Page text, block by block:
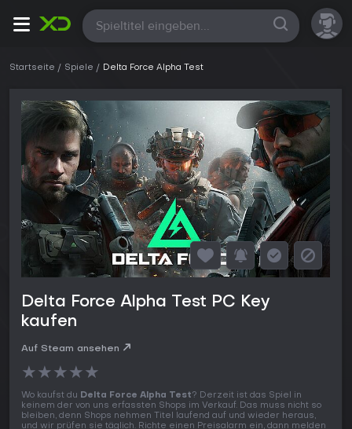
Alle
Startseite Spiele Delta Force Alpha Test
Delta Force Alpha Test PC Key
kaufen
Auf Steam ansehen
★★★★★
Wo kaufst du Delta Force Alpha Test? Derzeit ist das Spiel in
keinem der von uns erfassten Shops im Verkauf. Das muss nicht so
bleiben, denn Shops nehmen Titel laufend auf und wieder heraus,
und wir prüfen sie täglich. Richte einen Preisalarm ein, dann melden